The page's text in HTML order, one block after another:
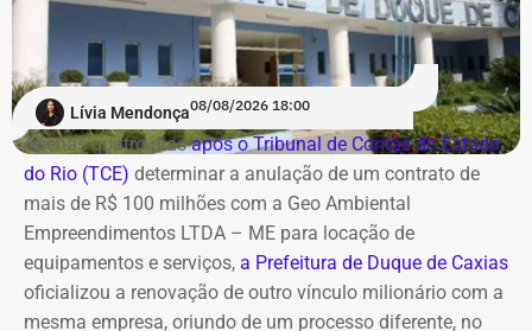
tornando necessária a utilização de veículos blindados.
A contratação ocorre em meio ao endurecimento das
ações de compliance da companhia, que recentemente
reforçou auditorias internas em parceria com o GSI e a
Casa Civil.
A empresa também destaca que não possui SUVs
blindados em sua frota própria, razão pela qual optou
pela locação dos veículos por meio de adesão à ata do
GSI.
Lívia Mendonça08/08/2026 18:00
Apenas quatro diasapós o Tribunal de Contas do Estado
do Rio (TCE) determinar a anulação de um contrato de
mais de R$ 100 milhões com a Geo Ambiental
Empreendimentos LTDA – ME para locação de
equipamentos e serviços, a Prefeitura de Duque de Caxias
oficializou a renovação de outro vínculo milionário com a
mesma empresa, oriundo de um processo diferente, no